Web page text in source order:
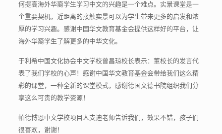
何提高海外华裔学生学习中文的兴趣是一个难点。实景课堂是一
个重要契机，近距离的接触实景可以为学生带来更多的启发和浓
厚的学习兴趣。感谢中国华文教育基金会提供这样好的平台，让
海外华裔学生了解更多的中华文化。
于利希中国文化协会中文学校曾昌琼校长表示：董校长的发言代
表了我们学校的心声！感谢中国华文教育基金会带给我们这么精
彩的课堂，一种全新的课堂模式，感谢德国文德书院组织我们分
享这么可贵的教学资源！
帕德博恩中文学校项目人支迪老师告诉我们，效果不错，孩子们
很喜欢，谢谢！